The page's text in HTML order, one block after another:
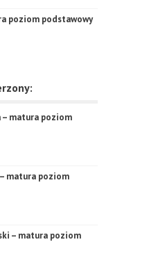
poziom podstawowy
matura poziom
matura poziom
– matura poziom